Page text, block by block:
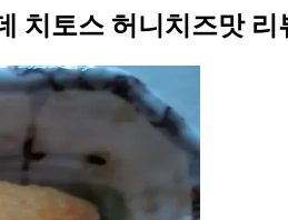
치토스 허니치즈맛 리